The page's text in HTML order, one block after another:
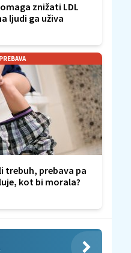
znižati LDL
ljudi ga uživa
PREBAVA
trebuh, prebava pa
kot bi morala?